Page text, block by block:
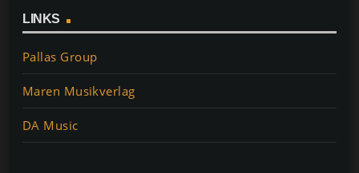
LINKS
Pallas Group
Maren Musikverlag
DA Music